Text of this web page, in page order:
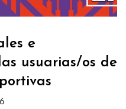
e
usuarias/os de